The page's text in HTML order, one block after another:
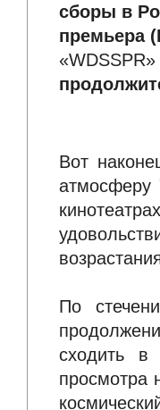
сборы в
премьера
«WDSSPR»
Вот
атмосферу
По
сходить
просмотра